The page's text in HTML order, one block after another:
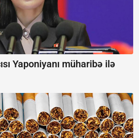
Yaponiyanı müharibə ilə